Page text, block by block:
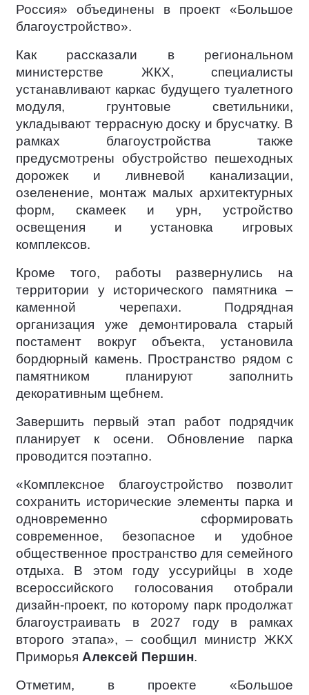
Россия» объединены в проект «Большое
благоустройство».
Как рассказали в региональном
министерстве ЖКХ, специалисты
устанавливают каркас будущего туалетного
модуля, грунтовые светильники,
укладывают террасную доску и брусчатку. В
рамках благоустройства также
предусмотрены обустройство пешеходных
дорожек и ливневой канализации,
озеленение, монтаж малых архитектурных
форм, скамеек и урн, устройство
освещения и установка игровых
комплексов.
Кроме того, работы развернулись на
территории у исторического памятника –
каменной черепахи. Подрядная
организация уже демонтировала старый
постамент вокруг объекта, установила
бордюрный камень. Пространство рядом с
памятником планируют заполнить
декоративным щебнем.
Завершить первый этап работ подрядчик
планирует к осени. Обновление парка
проводится поэтапно.
«Комплексное благоустройство позволит
сохранить исторические элементы парка и
одновременно сформировать
современное, безопасное и удобное
общественное пространство для семейного
отдыха. В этом году уссурийцы в ходе
всероссийского голосования отобрали
дизайн-проект, по которому парк продолжат
благоустраивать в 2027 году в рамках
второго этапа», – сообщил министр ЖКХ
Приморья Алексей Першин.
Отметим, в проекте «Большое